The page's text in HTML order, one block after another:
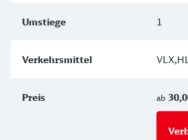
1
ab